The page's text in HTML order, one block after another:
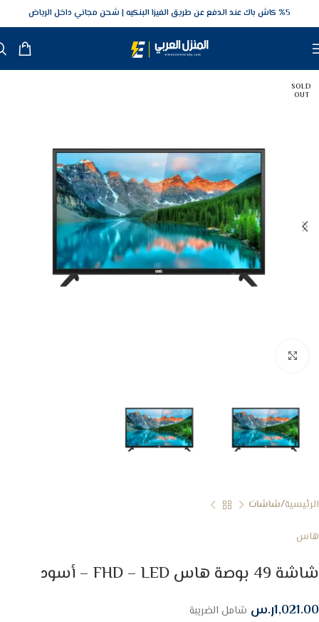
5‎% كاش باك عند الدفع عن طريق الفيزا البنكيه شحن مجاني داخل الرياض
SOLD
OUT
الرئيسية شاشات
هاس
شاشة 49 بوصة هاس FHD – LED – أسود
1,021.00ر.س شامل الضريبة